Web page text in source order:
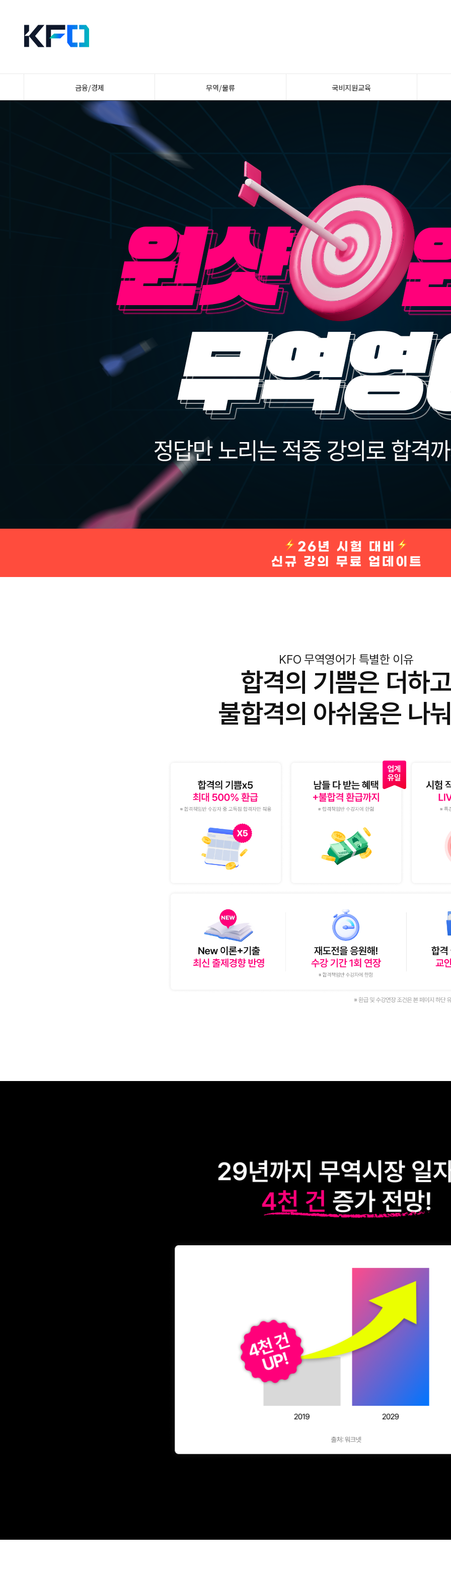
금융/경제 무역/물류 국비지원교육
KFO 무역영어가 특별한 이유
합격의 기쁨은 더하
불합격의 아쉬움은 나